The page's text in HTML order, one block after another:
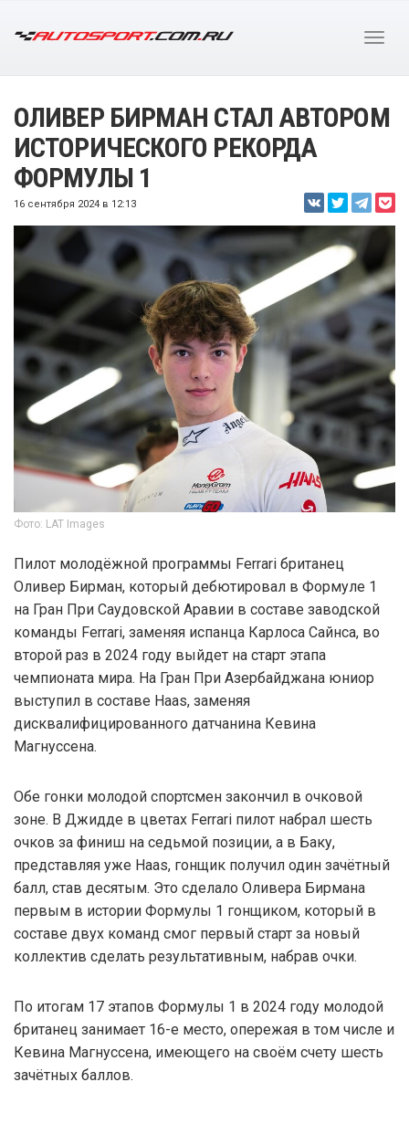
ОЛИВЕР БИРМАН СТАЛ АВТОРОМ
ИСТОРИЧЕСКОГО РЕКОРДА
ФОРМУЛЫ 1
16 сентября 2024 в 12:13
Фото: LAT Images
Пилот молодёжной программы Ferrari британец
Оливер Бирман, который дебютировал в Формуле 1
на Гран При Саудовской Аравии в составе заводской
команды Ferrari, заменяя испанца Карлоса Сайнса, во
второй раз в 2024 году выйдет на старт этапа
чемпионата мира. На Гран При Азербайджана юниор
выступил в составе Haas, заменяя
дисквалифицированного датчанина Кевина
Магнуссена.
Обе гонки молодой спортсмен закончил в очковой
зоне. В Джидде в цветах Ferrari пилот набрал шесть
очков за финиш на седьмой позиции, а в Баку,
представляя уже Haas, гонщик получил один зачётный
балл, став десятым. Это сделало Оливера Бирмана
первым в истории Формулы 1 гонщиком, который в
составе двух команд смог первый старт за новый
коллектив сделать результативным, набрав очки.
По итогам 17 этапов Формулы 1 в 2024 году молодой
британец занимает 16-е место, опережая в том числе и
Кевина Магнуссена, имеющего на своём счету шесть
зачётных баллов.